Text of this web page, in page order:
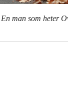
En man som heter